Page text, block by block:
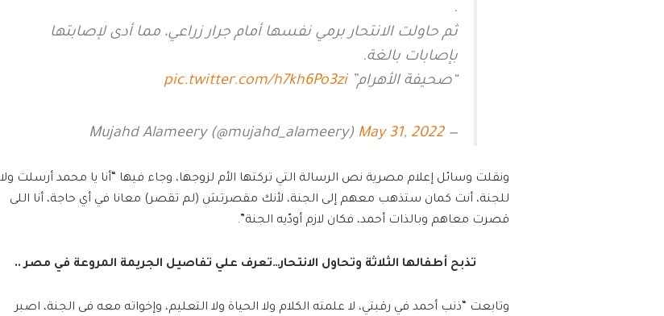
.
ثم حاولت الانتحار برمي نفسها أمام جرار زراعي، مما أدى لإصابتها
بإصابات بالغة.
“صحيفة الأهرام”pic.twitter.com/h7kh6Po3zi
— Mujahd Alameery (@mujahd_alameery)
May 31, 2022
ونقلت وسائل إعلام مصرية نص الرسالة التي تركتها الأم لزوجها، وجاء فيها “أنا يا محمد أرسلت
للجنة، أنت كمان ستذهب معهم إلى الجنة، لأنك مقصرتش (لم تقصر) معانا في أي حاجة، أنا اللى
قصرت معاهم وبالذات أحمد، فكان لازم أودّيه الجنة”.
تذبح أطفالها الثلاثة وتحاول الانتحار…تعرف علي تفاصيل الجريمة المروعة في مصر ..
وتابعت “ذنب أحمد في رقبتي، لا علمته الكلام ولا الحياة ولا التعليم، وإخواته معه فى الجنة، اصبر